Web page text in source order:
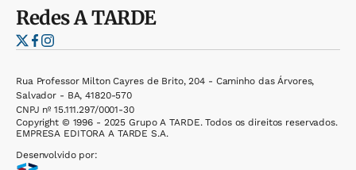
RedesA TARDE
Rua Professor Milton Cayres de Brito, 204 - Caminho das Árvores,
Salvador - BA, 41820-570
CNPJ nº 15.111.297/0001-30
Copyright © 1996 - 2025 Grupo A TARDE. Todos os direitos reservados.
EMPRESA EDITORA A TARDE S.A.
Desenvolvido por: